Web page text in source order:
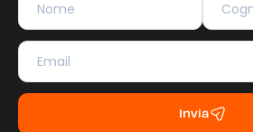
Invia